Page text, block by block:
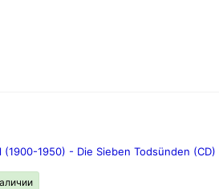
(1900-1950) - Die Sieben Todsünden (CD)